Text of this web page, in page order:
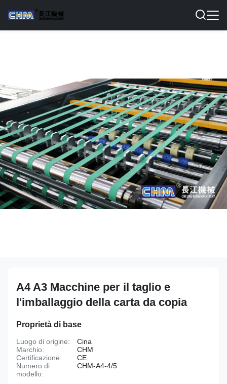
A4 A3 Macchine per il taglio e
l'imballaggio della carta da copia
Proprietà di base
Luogo di origine:
Cina
Marchio:
CHM
Certificazione:
CE
Numero di
modello:
CHM-A4-4/5